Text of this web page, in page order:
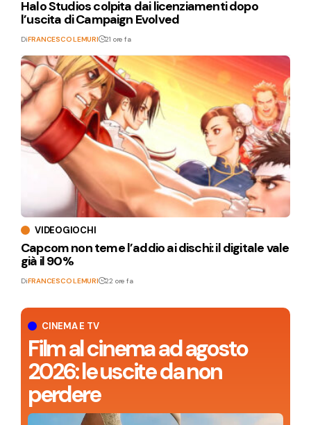
CINEMA E TV
Film al cinema ad agosto
2026: le uscite da non
perdere
Halo Studios colpita dai licenziamenti dopo
l’uscita di Campaign Evolved
DiFRANCESCO LEMURI 21 ore fa
VIDEOGIOCHI
Capcom non teme l’addio ai dischi: il digitale vale
già il 90%
DiFRANCESCO LEMURI 22 ore fa